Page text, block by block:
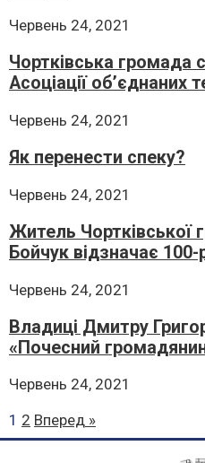
Червень 24, 2021
Чортківська громада
Асоціації об’єднаних
Червень 24, 2021
Як перенести спеку?
Червень 24, 2021
Житель Чортківської
Бойчук відзначає 100-
Червень 24, 2021
Владиці Дмитру
«Почесний
Червень 24, 2021
1 2 Вперед »